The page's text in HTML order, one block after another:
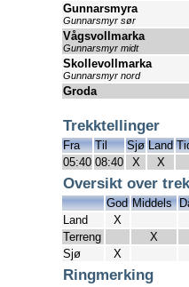
Gunnarsmyra
Gunnarsmyr sør
Vågsvollmarka
Gunnarsmyr midt
Skollevollmarka
Gunnarsmyr nord
Groda
Trekktellinger
Fra Til Sjø Land
05:40 08:40 X X
Oversikt over
God Middels
Land
X
Terreng
X
Sjø
X
Ringmerking